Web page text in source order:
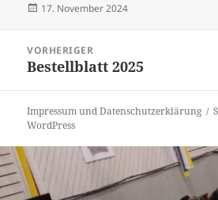
Veröffentlicht
17. November 2024
VORHERIGER
Vorheriger
Bestellblatt 2025
Impressum und Datenschutzerklärung
WordPress